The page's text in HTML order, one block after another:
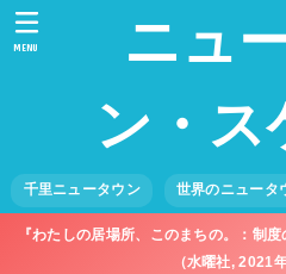
ニュ
ン・ス
千里ニュータウン 世界のニュータ
MENU
『わたしの居場所、このまちの。：制
（水曜社, 2021